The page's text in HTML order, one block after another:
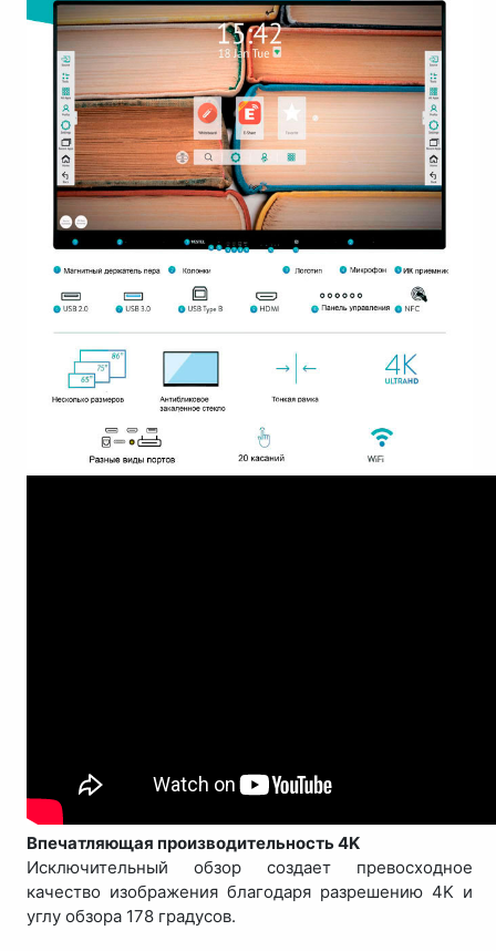
Впечатляющая производительность 4K
Исключительный обзор создает превосходное
качество изображения благодаря разрешению 4K и
углу обзора 178 градусов.